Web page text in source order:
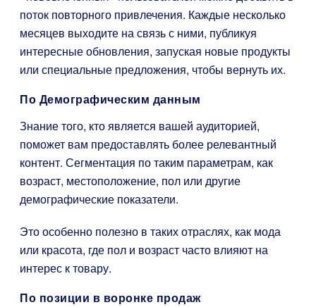
поток повторного привлечения. Каждые несколько
месяцев выходите на связь с ними, публикуя
интересные обновления, запуская новые продукты
или специальные предложения, чтобы вернуть их.
По Демографическим данным
Знание того, кто является вашей аудиторией,
поможет вам предоставлять более релевантный
контент. Сегментация по таким параметрам, как
возраст, местоположение, пол или другие
демографические показатели.
Это особенно полезно в таких отраслях, как мода
или красота, где пол и возраст часто влияют на
интерес к товару.
По позиции в воронке продаж